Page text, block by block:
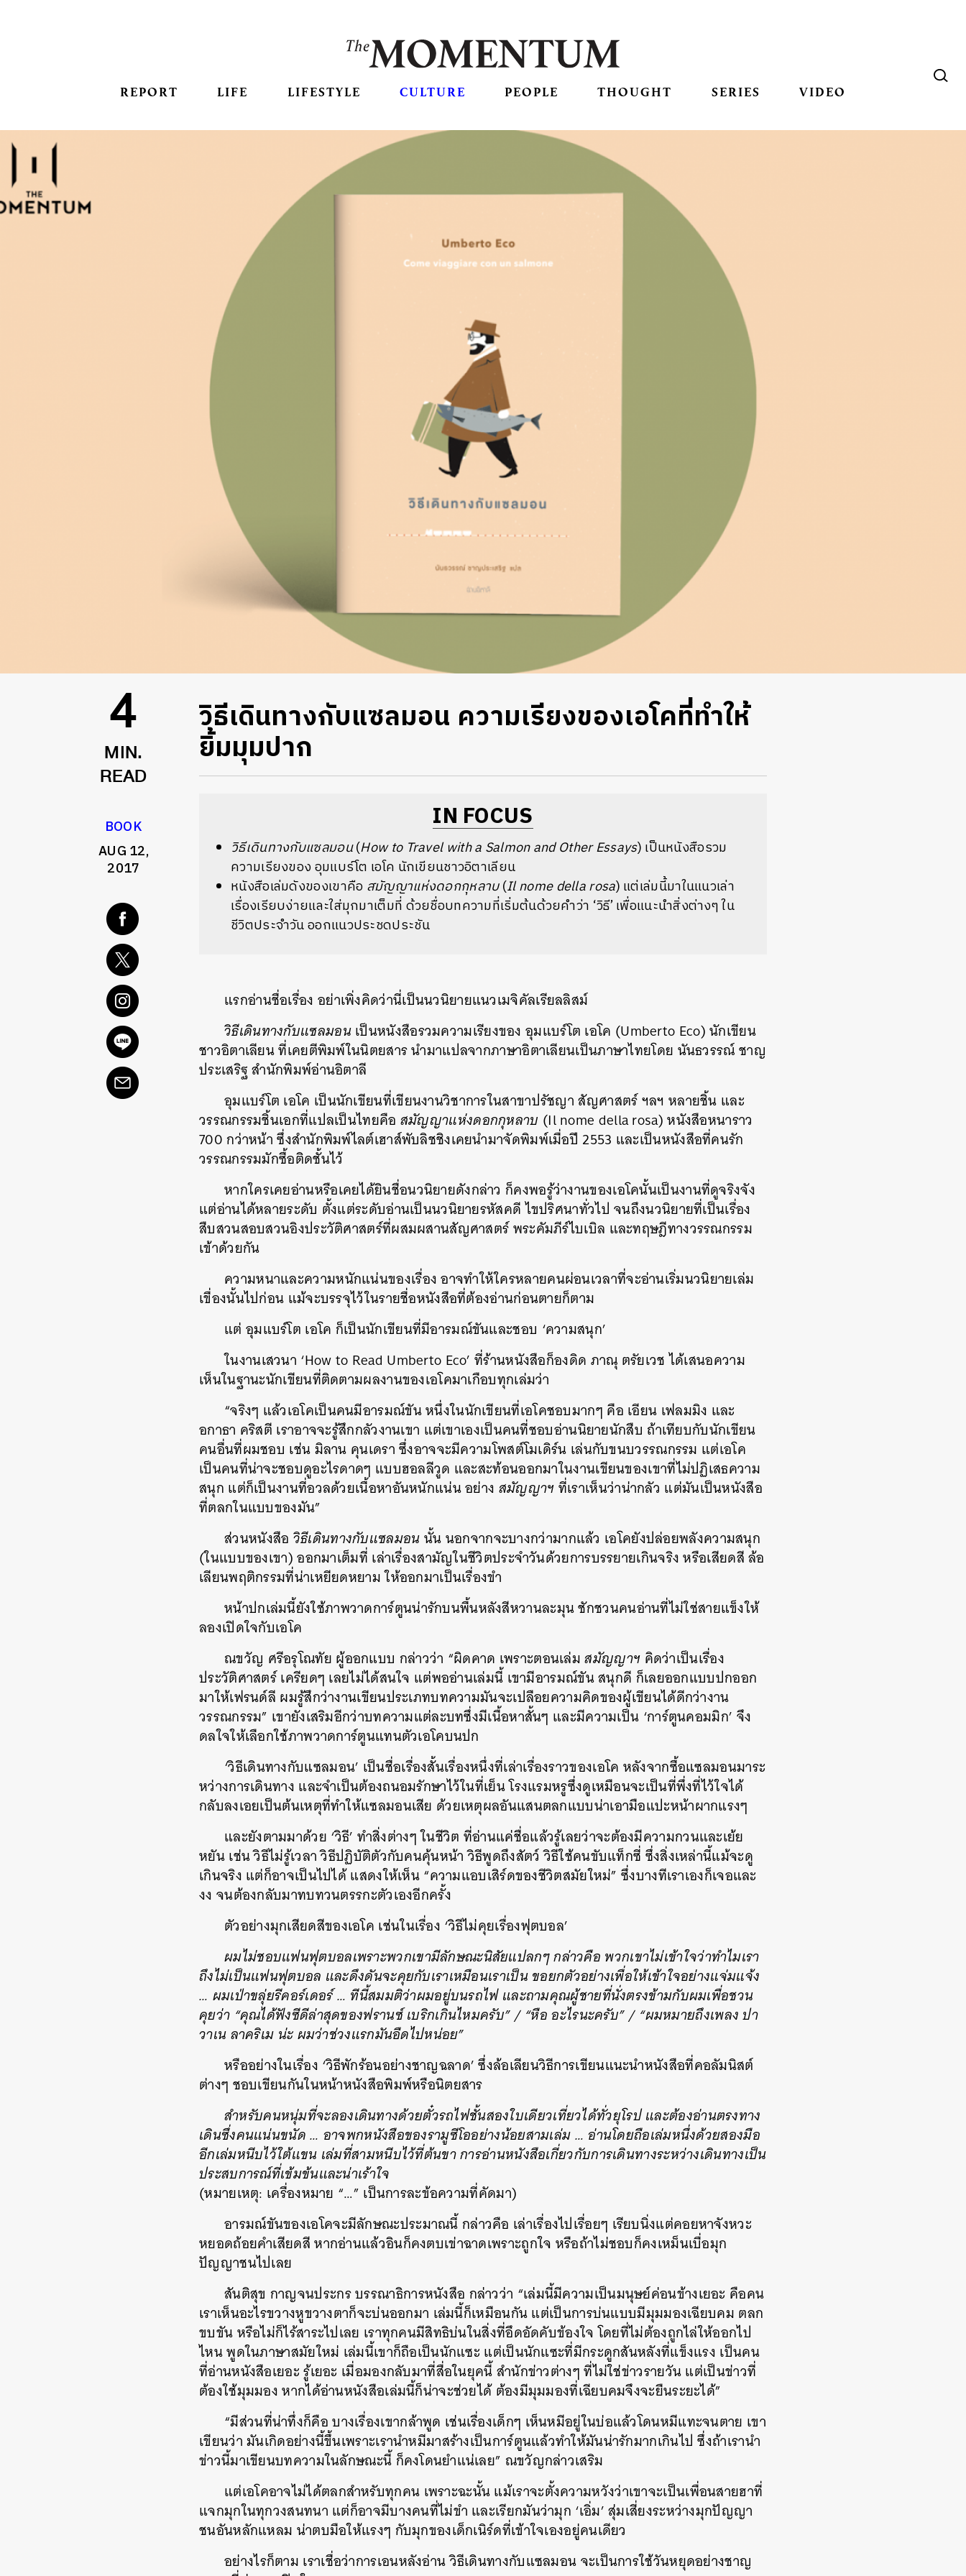
REPORT LIFE LIFESTYLE CULTURE PEOPLE THOUGHT SERIES VIDEO
4
MIN.
READ
BOOK
AUG 12,
2017
วิธีเดินทางกับแซลมอน ความเรียงของเอโคที่ทำให้
ยิ้มมุมปาก
IN FOCUS
วิธีเดินทางกับแซลมอน(How to Travel with a Salmon and Other Essays) เป็นหนังสือรวม
ความเรียงของ อุมแบร์โต เอโค นักเขียนชาวอิตาเลียน
หนังสือเล่มดังของเขาคือ สมัญญาแห่งดอกกุหลาบ(Il nome della rosa) แต่เล่มนี้มาในแนวเล่า
เรื่องเรียบง่ายและใส่มุกมาเต็มที่ ด้วยชื่อบทความที่เริ่มต้นด้วยคำว่า ‘วิธี’ เพื่อแนะนำสิ่งต่างๆ ใน
ชีวิตประจำวัน ออกแนวประชดประชัน
แรกอ่านชื่อเรื่อง อย่าเพิ่งคิดว่านี่เป็นนวนิยายแนวเมจิคัลเรียลลิสม์
วิธีเดินทางกับแซลมอนเป็นหนังสือรวมความเรียงของ อุมแบร์โต เอโค (Umberto Eco) นักเขียน
ชาวอิตาเลียน ที่เคยตีพิมพ์ในนิตยสาร นำมาแปลจากภาษาอิตาเลียนเป็นภาษาไทยโดย นันธวรรณ์ ชาญ
ประเสริฐ สำนักพิมพ์อ่านอิตาลี
อุมแบร์โต เอโค เป็นนักเขียนที่เขียนงานวิชาการในสาขาปรัชญา สัญศาสตร์ ฯลฯ หลายชิ้น และ
วรรณกรรมชิ้นเอกที่แปลเป็นไทยคือ สมัญญาแห่งดอกกุหลาบ (Il nome della rosa) หนังสือหนาราว
700 กว่าหน้า ซึ่งสำนักพิมพ์ไลต์เฮาส์พับลิชชิงเคยนำมาจัดพิมพ์เมื่อปี 2553 และเป็นหนังสือที่คนรัก
วรรณกรรมมักซื้อติดชั้นไว้
หากใครเคยอ่านหรือเคยได้ยินชื่อนวนิยายดังกล่าว ก็คงพอรู้ว่างานของเอโคนั้นเป็นงานที่ดูจริงจัง
แต่อ่านได้หลายระดับ ตั้งแต่ระดับอ่านเป็นนวนิยายรหัสคดี ไขปริศนาทั่วไป จนถึงนวนิยายที่เป็นเรื่อง
สืบสวนสอบสวนอิงประวัติศาสตร์ที่ผสมผสานสัญศาสตร์ พระคัมภีร์ไบเบิล และทฤษฎีทางวรรณกรรม
เข้าด้วยกัน
ความหนาและความหนักแน่นของเรื่อง อาจทำให้ใครหลายคนผ่อนเวลาที่จะอ่านเริ่มนวนิยายเล่ม
เขื่องนั้นไปก่อน แม้จะบรรจุไว้ในรายชื่อหนังสือที่ต้องอ่านก่อนตายก็ตาม
แต่ อุมแบร์โต เอโค ก็เป็นนักเขียนที่มีอารมณ์ขันและชอบ ‘ความสนุก’
ในงานเสวนา ‘How to Read Umberto Eco’ ที่ร้านหนังสือก็องดิด ภาณุ ตรัยเวช ได้เสนอความ
เห็นในฐานะนักเขียนที่ติดตามผลงานของเอโคมาเกือบทุกเล่มว่า
“จริงๆ แล้วเอโคเป็นคนมีอารมณ์ขัน หนึ่งในนักเขียนที่เอโคชอบมากๆ คือ เอียน เฟลมมิง และ
อกาธา คริสตี เราอาจจะรู้สึกกลัวงานเขา แต่เขาเองเป็นคนที่ชอบอ่านนิยายนักสืบ ถ้าเทียบกับนักเขียน
คนอื่นที่ผมชอบ เช่น มิลาน คุนเดรา ซึ่งอาจจะมีความโพสต์โมเดิร์น เล่นกับขนบวรรณกรรม แต่เอโค
เป็นคนที่น่าจะชอบดูอะไรดาดๆ แบบฮอลลีวูด และสะท้อนออกมาในงานเขียนของเขาที่ไม่ปฏิเสธความ
สนุก แต่ก็เป็นงานที่อวลด้วยเนื้อหาอันหนักแน่น อย่าง สมัญญาฯที่เราเห็นว่าน่ากลัว แต่มันเป็นหนังสือ
ที่ตลกในแบบของมัน”
ส่วนหนังสือ วิธีเดินทางกับแซลมอนนั้น นอกจากจะบางกว่ามากแล้ว เอโคยังปล่อยพลังความสนุก
(ในแบบของเขา) ออกมาเต็มที่ เล่าเรื่องสามัญในชีวิตประจำวันด้วยการบรรยายเกินจริง หรือเสียดสี ล้อ
เลียนพฤติกรรมที่น่าเหยียดหยาม ให้ออกมาเป็นเรื่องขำ
หน้าปกเล่มนี้ยังใช้ภาพวาดการ์ตูนน่ารักบนพื้นหลังสีหวานละมุน ชักชวนคนอ่านที่ไม่ใช่สายแข็งให้
ลองเปิดใจกับเอโค
ณขวัญ ศรีอรุโณทัย ผู้ออกแบบ กล่าวว่า “ผิดคาด เพราะตอนเล่มสมัญญาฯ คิดว่าเป็นเรื่อง
ประวัติศาสตร์ เครียดๆ เลยไม่ได้สนใจ แต่พออ่านเล่มนี้ เขามีอารมณ์ขัน สนุกดี ก็เลยออกแบบปกออก
มาให้เฟรนด์ลี ผมรู้สึกว่างานเขียนประเภทบทความมันจะเปลือยความคิดของผู้เขียนได้ดีกว่างาน
วรรณกรรม” เขายังเสริมอีกว่าบทความแต่ละบทซึ่งมีเนื้อหาสั้นๆ และมีความเป็น ‘การ์ตูนคอมมิก’ จึง
ดลใจให้เลือกใช้ภาพวาดการ์ตูนแทนตัวเอโคบนปก
‘วิธีเดินทางกับแซลมอน’ เป็นชื่อเรื่องสั้นเรื่องหนึ่งที่เล่าเรื่องราวของเอโค หลังจากซื้อแซลมอนมาระ
หว่างการเดินทาง และจำเป็นต้องถนอมรักษาไว้ในที่เย็น โรงแรมหรูซึ่งดูเหมือนจะเป็นที่พึ่งที่ไว้ใจได้
กลับลงเอยเป็นต้นเหตุที่ทำให้แซลมอนเสีย ด้วยเหตุผลอันแสนตลกแบบน่าเอามือแปะหน้าผากแรงๆ
และยังตามมาด้วย ‘วิธี’ ทำสิ่งต่างๆ ในชีวิต ที่อ่านแค่ชื่อแล้วรู้เลยว่าจะต้องมีความกวนและเย้ย
หยัน เช่น วิธีไม่รู้เวลา วิธีปฏิบัติตัวกับคนคุ้นหน้า วิธีพูดถึงสัตว์ วิธีใช้คนขับแท็กซี่ ซึ่งสิ่งเหล่านี้แม้จะดู
เกินจริง แต่ก็อาจเป็นไปได้ แสดงให้เห็น “ความแอบเสิร์ดของชีวิตสมัยใหม่” ซึ่งบางทีเราเองก็เจอและ
งง จนต้องกลับมาทบทวนตรรกะตัวเองอีกครั้ง
ตัวอย่างมุกเสียดสีของเอโค เช่นในเรื่อง ‘วิธีไม่คุยเรื่องฟุตบอล’
ผมไม่ชอบแฟนฟุตบอลเพราะพวกเขามีลักษณะนิสัยแปลกๆ กล่าวคือ พวกเขาไม่เข้าใจว่าทำไมเรา
ถึงไม่เป็นแฟนฟุตบอล และดึงดันจะคุยกับเราเหมือนเราเป็น ขอยกตัวอย่างเพื่อให้เข้าใจอย่างแจ่มแจ้ง
… ผมเป่าขลุ่ยรีคอร์เดอร์ … ทีนี้สมมติว่าผมอยู่บนรถไฟ และถามคุณผู้ชายที่นั่งตรงข้ามกับผมเพื่อชวน
คุยว่า “คุณได้ฟังซีดีล่าสุดของฟรานซ์ เบริกเกินไหมครับ” / “หือ อะไรนะครับ” / “ผมหมายถึงเพลง ปา
วาเน ลาคริเม น่ะ ผมว่าช่วงแรกมันอืดไปหน่อย”
หรืออย่างในเรื่อง ‘วิธีพักร้อนอย่างชาญฉลาด’ ซึ่งล้อเลียนวิธีการเขียนแนะนำหนังสือที่คอลัมนิสต์
ต่างๆ ชอบเขียนกันในหน้าหนังสือพิมพ์หรือนิตยสาร
สำหรับคนหนุ่มที่จะลองเดินทางด้วยตั๋วรถไฟชั้นสองใบเดียวเที่ยวได้ทั่วยุโรป และต้องอ่านตรงทาง
เดินซึ่งคนแน่นขนัด … อาจพกหนังสือของรามูซีโออย่างน้อยสามเล่ม … อ่านโดยถือเล่มหนึ่งด้วยสองมือ
อีกเล่มหนีบไว้ใต้แขน เล่มที่สามหนีบไว้ที่ต้นขา การอ่านหนังสือเกี่ยวกับการเดินทางระหว่างเดินทางเป็น
ประสบการณ์ที่เข้มข้นและน่าเร้าใจ
(หมายเหตุ: เครื่องหมาย “…” เป็นการละข้อความที่คัดมา)
อารมณ์ขันของเอโคจะมีลักษณะประมาณนี้ กล่าวคือ เล่าเรื่องไปเรื่อยๆ เรียบนิ่งแต่คอยหาจังหวะ
หยอดถ้อยคำเสียดสี หากอ่านแล้วอินก็คงตบเข่าฉาดเพราะถูกใจ หรือถ้าไม่ชอบก็คงเหม็นเบื่อมุก
ปัญญาชนไปเลย
สันติสุข กาญจนประกร บรรณาธิการหนังสือ กล่าวว่า “เล่มนี้มีความเป็นมนุษย์ค่อนข้างเยอะ คือคน
เราเห็นอะไรขวางหูขวางตาก็จะบ่นออกมา เล่มนี้ก็เหมือนกัน แต่เป็นการบ่นแบบมีมุมมองเฉียบคม ตลก
ขบขัน หรือไม่ก็ไร้สาระไปเลย เราทุกคนมีสิทธิบ่นในสิ่งที่อึดอัดคับข้องใจ โดยที่ไม่ต้องถูกไล่ให้ออกไป
ไหน พูดในภาษาสมัยใหม่ เล่มนี้เขาก็ถือเป็นนักแซะ แต่เป็นนักแซะที่มีกระดูกสันหลังที่แข็งแรง เป็นคน
ที่อ่านหนังสือเยอะ รู้เยอะ เมื่อมองกลับมาที่สื่อในยุคนี้ สำนักข่าวต่างๆ ที่ไม่ใช่ข่าวรายวัน แต่เป็นข่าวที่
ต้องใช้มุมมอง หากได้อ่านหนังสือเล่มนี้ก็น่าจะช่วยได้ ต้องมีมุมมองที่เฉียบคมจึงจะยืนระยะได้”
“มีส่วนที่น่าทึ่งก็คือ บางเรื่องเขากล้าพูด เช่นเรื่องเด็กๆ เห็นหมีอยู่ในบ่อแล้วโดนหมีแทะจนตาย เขา
เขียนว่า มันเกิดอย่างนี้ขึ้นเพราะเรานำหมีมาสร้างเป็นการ์ตูนแล้วทำให้มันน่ารักมากเกินไป ซึ่งถ้าเรานำ
ข่าวนี้มาเขียนบทความในลักษณะนี้ ก็คงโดนยำแน่เลย” ณขวัญกล่าวเสริม
แต่เอโคอาจไม่ได้ตลกสำหรับทุกคน เพราะฉะนั้น แม้เราจะตั้งความหวังว่าเขาจะเป็นเพื่อนสายฮาที่
แจกมุกในทุกวงสนทนา แต่ก็อาจมีบางคนที่ไม่ขำ และเรียกมันว่ามุก ‘เอิ่ม’ สุ่มเสี่ยงระหว่างมุกปัญญา
ชนอันหลักแหลม น่าตบมือให้แรงๆ กับมุกของเด็กเนิร์ดที่เข้าใจเองอยู่คนเดียว
อย่างไรก็ตาม เราเชื่อว่าการเอนหลังอ่าน วิธีเดินทางกับแซลมอน จะเป็นการใช้วันหยุดอย่างชาญ
ค้นหา